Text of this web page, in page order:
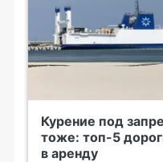
Курение под
тоже: топ-5
в аренду